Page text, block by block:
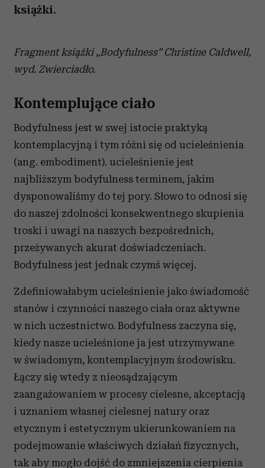
książki.
Fragment książki „Bodyfulness” Christine Caldwell,
wyd. Zwierciadło.
Kontemplujące ciało
Bodyfulness jest w swej istocie praktyką
kontemplacyjną i tym różni się od ucieleśnienia
(ang. embodiment). ucieleśnienie jest
najbliższym bodyfulness terminem, jakim
dysponowaliśmy do tej pory. Słowo to odnosi się
do naszej zdolności konsekwentnego skupienia
troski i uwagi na naszych bezpośrednich,
przeżywanych akurat doświadczeniach.
Bodyfulness jest jednak czymś więcej.
Zdefiniowałabym ucieleśnienie jako świadomość
stanów i czynności naszego ciała oraz aktywne
w nich uczestnictwo. Bodyfulness zaczyna się,
kiedy nasze ucieleśnione ja jest utrzymywane
w świadomym, kontemplacyjnym środowisku.
Łączy się wtedy z nieosądzającym
zaangażowaniem w procesy cielesne, akceptacją
i uznaniem własnej cielesnej natury oraz
etycznym i estetycznym ukierunkowaniem na
podejmowanie właściwych działań fizycznych,
tak aby mogło dojść do zmniejszenia cierpienia